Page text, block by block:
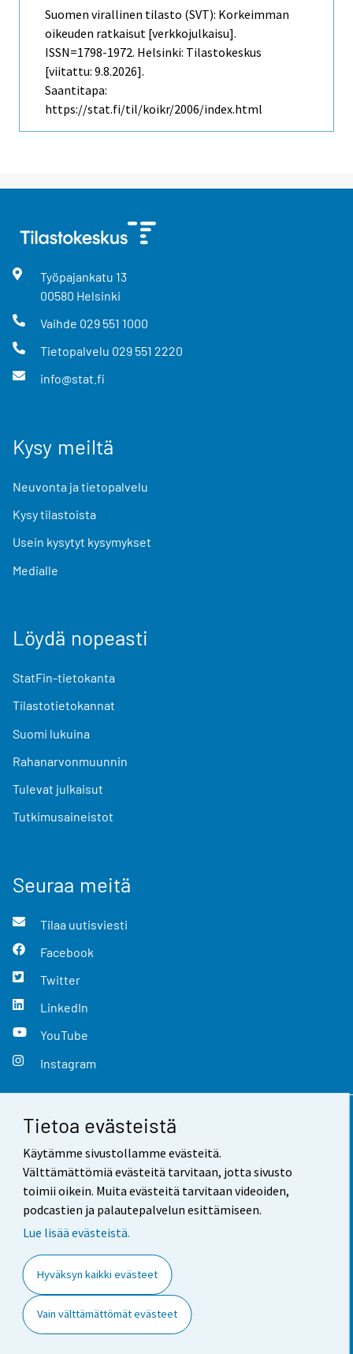
Tietoa evästeistä
Käytämme sivustollamme evästeitä.
Välttämättömiä evästeitä tarvitaan, jotta sivusto
toimii oikein. Muita evästeitä tarvitaan videoiden,
podcastien ja palautepalvelun esittämiseen.
Lue lisää evästeistä.
Hyväksyn kaikki evästeet
Vain välttämättömät evästeet
Suomen virallinen tilasto (SVT): Korkeimman
oikeuden ratkaisut [verkkojulkaisu].
ISSN=1798-1972. Helsinki: Tilastokeskus
[viitattu: 9.8.2026].
Saantitapa:
https://stat.fi/til/koikr/2006/index.html
Työpajankatu 13
00580 Helsinki
Vaihde 029 551 1000
Tietopalvelu 029 551 2220
info@stat.fi
Kysy meiltä
Neuvonta ja tietopalvelu
Kysy tilastoista
Usein kysytyt kysymykset
Medialle
Löydä nopeasti
StatFin-tietokanta
Tilastotietokannat
Suomi lukuina
Rahanarvonmuunnin
Tulevat julkaisut
Tutkimusaineistot
Seuraa meitä
Tilaa uutisviesti
Facebook
Twitter
LinkedIn
YouTube
Instagram
Yhteystiedot
Palaute
Käyttöehdot
Saavutettavuus
Tietoa sivustosta
Evästeasetukset